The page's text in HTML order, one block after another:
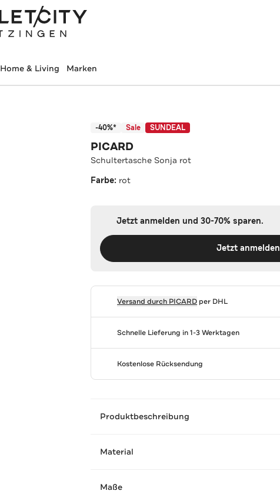
Home & Living Marken
-40%* Sale SUNDEAL
PICARD
Schultertasche Sonja rot
Farbe: rot
Jetzt anmelden und 30-70% sparen.
Jetzt anmelden
Versand durch PICARD per DHL
Schnelle Lieferung in 1-3 Werktagen
Kostenlose Rücksendung
Produktbeschreibung
Material
Maße